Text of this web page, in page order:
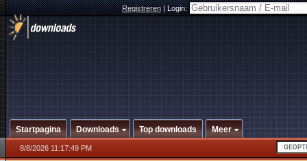
Registreren|Login:
Startpagina Downloads Top downloads Meer
8/8/2026 11:17:49 PM